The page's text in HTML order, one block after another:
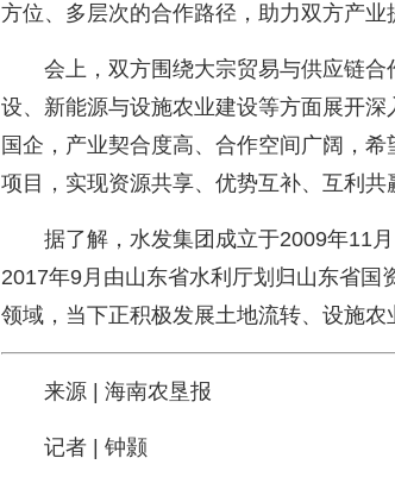
方位、多层次的合作路径，助力双方产业
会上，双方围绕大宗贸易与供应链合
设、新能源与设施农业建设等方面展开
国企，产业契合度高、合作空间广阔，
项目，实现资源共享、优势互补、互利共
据了解，水发集团成立于2009年11月
2017年9月由山东省水利厅划归山东省
领域，当下正积极发展土地流转、设施农
来源 | 海南农垦报
记者 | 钟颢